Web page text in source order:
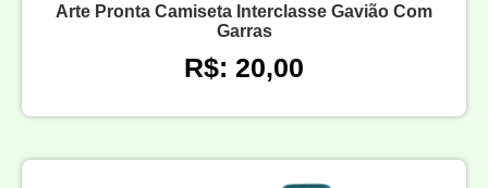
Arte Pronta Camiseta Interclasse Gavião Com
Garras
R$: 20,00